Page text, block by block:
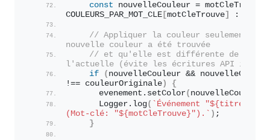
const nouvelleCouleur = motCleTrouve
COULEURS_PAR_MOT_CLE [motCleTrouve] :
// Appliquer la couleur seulement si
nouvelle couleur a été trouvée
// et qu'elle est différente de
l'actuelle (évite les écritures API
if
( nouvelleCouleur &&
!== couleurOriginale )
{
      evenement.
setColor( nouvelleCouleur
      Logger.
log( `Événement "${titre}
(Mot-clé: "${motCleTrouve} ").` ) ;
}